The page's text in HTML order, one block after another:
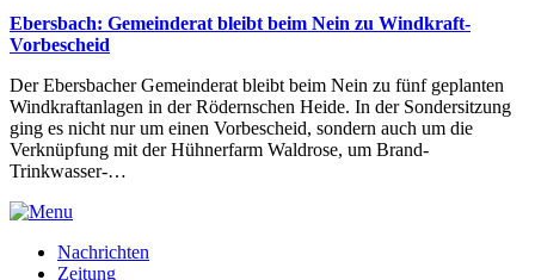
Ebersbach: Gemeinderat bleibt beim Nein zu Windkraft-
Vorbescheid
Der Ebersbacher Gemeinderat bleibt beim Nein zu fünf geplanten
Windkraftanlagen in der Rödernschen Heide. In der Sondersitzung
ging es nicht nur um einen Vorbescheid, sondern auch um die
Verknüpfung mit der Hühnerfarm Waldrose, um Brand-
Trinkwasser-…
Nachrichten
Zeitung